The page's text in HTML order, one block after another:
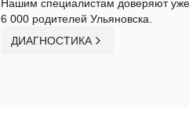
Нашим специалистам доверяют
6 000 родителей Ульяновска.
ДИАГНОСТИКА